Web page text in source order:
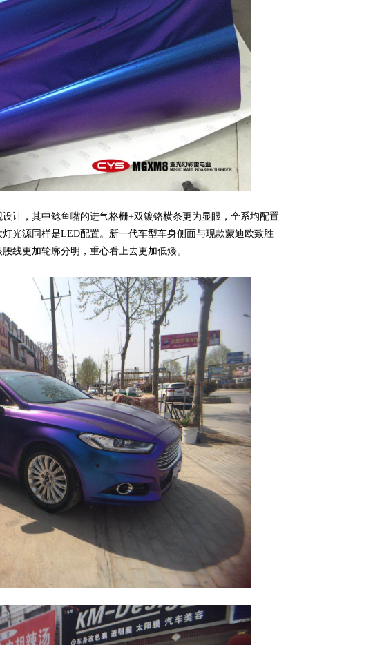
，其中鲶鱼嘴的进气格栅+双镀铬横条更为显眼，全系均配置
光源同样是LED配置。新一代车型车身侧面与现款蒙迪欧致胜
线更加轮廓分明，重心看上去更加低矮。